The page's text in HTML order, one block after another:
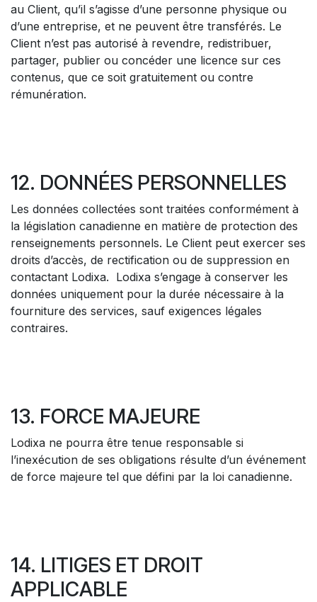
au Client, qu’il s’agisse d’une personne physique ou
d’une entreprise, et ne peuvent être transférés. Le
Client n’est pas autorisé à revendre, redistribuer,
partager, publier ou concéder une licence sur ces
contenus, que ce soit gratuitement ou contre
rémunération.
12. DONNÉES PERSONNELLES
Les données collectées sont traitées conformément à
la législation canadienne en matière de protection des
renseignements personnels. Le Client peut exercer ses
droits d’accès, de rectification ou de suppression en
contactant Lodixa. Lodixa s’engage à conserver les
données uniquement pour la durée nécessaire à la
fourniture des services, sauf exigences légales
contraires.
13. FORCE MAJEURE
Lodixa ne pourra être tenue responsable si
l’inexécution de ses obligations résulte d’un événement
de force majeure tel que défini par la loi canadienne.
14. LITIGES ET DROIT
APPLICABLE